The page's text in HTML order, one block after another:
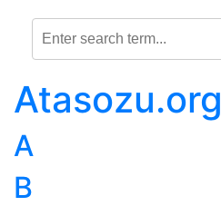
Atasozu.org
A
B